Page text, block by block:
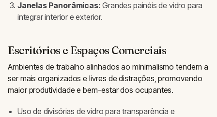
Janelas Panorâmicas: Grandes painéis de vidro para
integrar interior e exterior.
Escritórios e Espaços Comerciais
Ambientes de trabalho alinhados ao minimalismo tendem a
ser mais organizados e livres de distrações, promovendo
maior produtividade e bem-estar dos ocupantes.
Uso de divisórias de vidro para transparência e